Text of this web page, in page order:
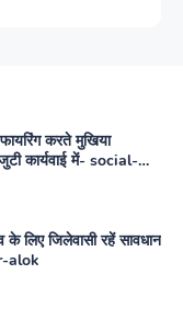
करते मुखिया
जुटी कार्यवाई में- social-
लिए जिलेवासी रहें सावधान
alok